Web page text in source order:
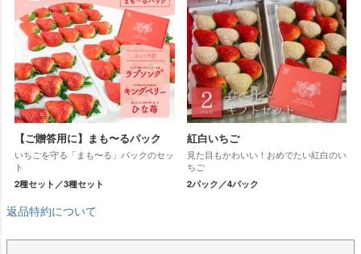
【ご贈答用に】まも〜るパック
いちごを守る「まも〜る」パックのセッ
ト
2種セット／3種セット
紅白いちご
見た目もかわいい！おめでたい紅白のい
ちご
2パック／4パック
返品特約について